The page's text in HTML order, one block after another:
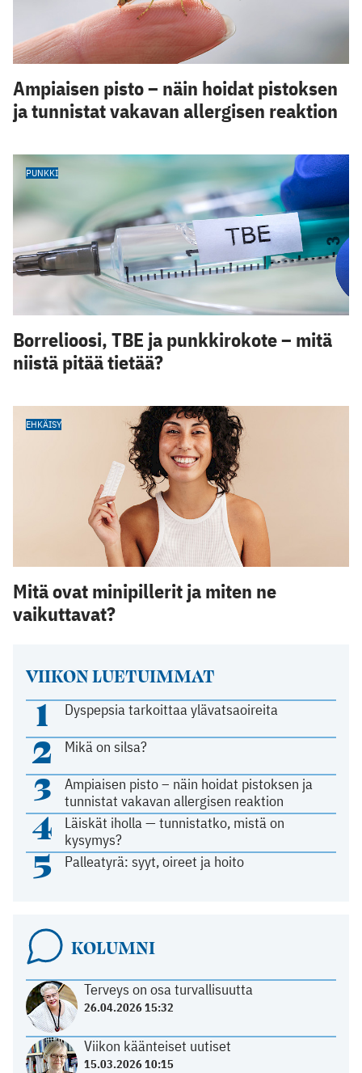
VIIKON LUETUIMMAT
1 Dyspepsia tarkoittaa ylävatsaoireita
2 Mikä on silsa?
3
Ampiaisen pisto – näin hoidat pistoksen ja
tunnistat vakavan allergisen reaktion
4
Läiskät iholla — tunnistatko, mistä on
kysymys?
5 Palleatyrä: syyt, oireet ja hoito
KOLUMNI
Terveys on osa turvallisuutta
26.04.2026 15:32
Viikon käänteiset uutiset
15.03.2026 10:15
Ampiaisen pisto – näin hoidat pistoksen
ja tunnistat vakavan allergisen reaktion
PUNKKI
Borrelioosi, TBE ja punkkirokote – mitä
niistä pitää tietää?
EHKÄISY
Mitä ovat minipillerit ja miten ne
vaikuttavat?